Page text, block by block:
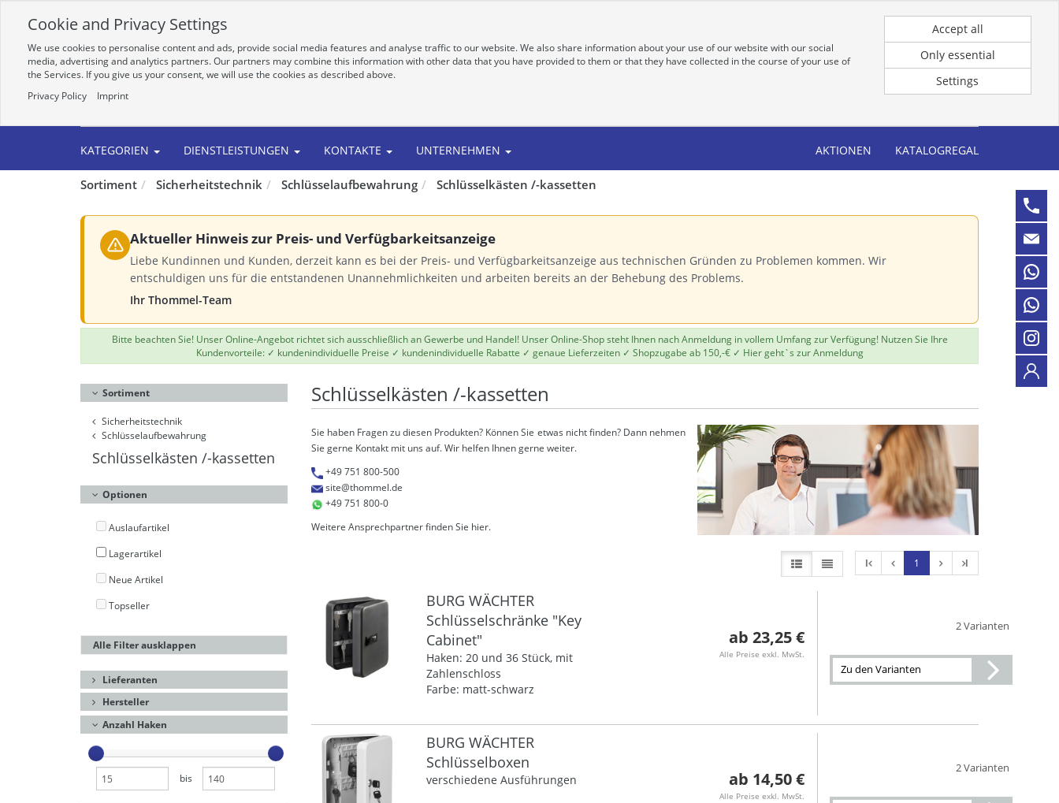
Anmeldung für Kunden
KATEGORIEN DIENSTLEISTUNGEN KONTAKTE UNTERNEHMEN AKTIONEN KATALOGREGAL
Sortiment Sicherheitstechnik Schlüsselaufbewahrung Schlüsselkästen /-kassetten
Aktueller Hinweis zur Preis- und Verfügbarkeitsanzeige
Liebe Kundinnen und Kunden, derzeit kann es bei der Preis- und Verfügbarkeitsanzeige aus technischen Gründen zu Problemen kommen. Wir
entschuldigen uns für die entstandenen Unannehmlichkeiten und arbeiten bereits an der Behebung des Problems.
Ihr Thommel-Team
Bitte beachten Sie! Unser Online-Angebot richtet sich ausschließlich an Gewerbe und Handel! Unser Online-Shop steht Ihnen nach Anmeldung in vollem Umfang zur Verfügung! Nutzen Sie Ihre
Kundenvorteile: ✓ kundenindividuelle Preise ✓ kundenindividuelle Rabatte ✓ genaue Lieferzeiten ✓ Shopzugabe ab 150,-€ ✓ Hier geht`s zur Anmeldung
Sortiment
Sicherheitstechnik
Schlüsselaufbewahrung
Schlüsselkästen /-kassetten
Optionen
Auslaufartikel
Lagerartikel
Neue Artikel
Topseller
Alle Filter ausklappen
Lieferanten
Hersteller
Anzahl Haken
bis
Schlüsselkästen /-kassetten
Sie haben Fragen zu diesen Produkten? Können Sie etwas nicht finden? Dann nehmen
Sie gerne Kontakt mit uns auf. Wir helfen Ihnen gerne weiter.
+49 751 800-500
site@thommel.de
+49 751 800-0
Weitere Ansprechpartner finden Sie hier.
l 1 l
BURG WÄCHTER
Schlüsselschränke "Key
Cabinet"
Haken: 20 und 36 Stück, mit
Zahlenschloss
Farbe: matt-schwarz
23,25 €
Alle Preise exkl. MwSt.
2 Varianten
Zu den Varianten
BURG WÄCHTER
Schlüsselboxen
verschiedene Ausführungen 14,50 €
Alle Preise exkl. MwSt.
2 Varianten
Cookie and Privacy Settings
We use cookies to personalise content and ads, provide social media features and analyse traffic to our website. We also share information about your use of our website with our social
media, advertising and analytics partners. Our partners may combine this information with other data that you have provided to them or that they have collected in the course of your use of
the Services. If you give us your consent, we will use the cookies as described above.
Privacy Policy
Imprint
Accept all
Only essential
Settings